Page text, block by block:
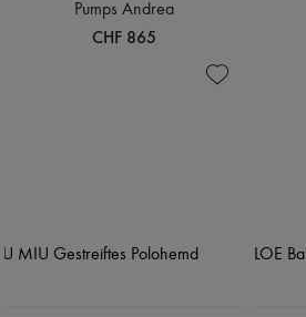
Pumps Andrea
CHF 865